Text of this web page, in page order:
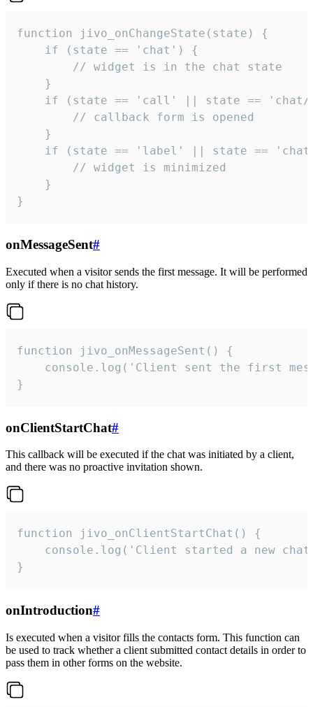
function jivo_onChangeState(state) {
    if (state == 'chat') {
        // widget is in the chat state
    }
if (state == 'call' || state ==
        // callback form is opened
    }
if (state == 'label' || state ==
        // widget is minimized
    }
}
onMessageSent#
Executed when a visitor sends the first message. It will be performed
only if there is no chat history.
function jivo_onMessageSent() {
console.log('Client sent the first
}
onClientStartChat#
This callback will be executed if the chat was initiated by a client,
and there was no proactive invitation shown.
function jivo_onClientStartChat() {
console.log('Client started a new
}
onIntroduction#
Is executed when a visitor fills the contacts form. This function can
be used to track whether a client submitted contact details in order to
pass them in other forms on the website.